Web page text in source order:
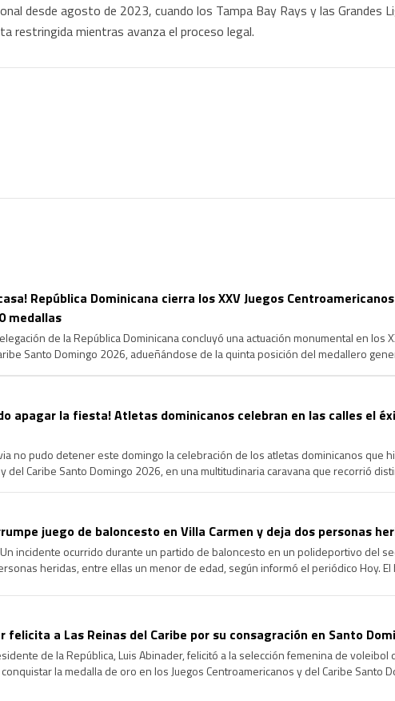
desde agosto de 2023, cuando los Tampa Bay Rays y las Grandes
restringida mientras avanza el proceso legal.
República Dominicana cierra los XXV Juegos
medallas
de la República Dominicana concluyó una actuación monumental en los
Santo Domingo 2026, adueñándose de la quinta posición del medallero
apagar la fiesta! Atletas dominicanos celebran en las calles el
no pudo detener este domingo la celebración de los atletas dominicanos que
del Caribe Santo Domingo 2026, en una multitudinaria caravana que recorrió
juego de baloncesto en Villa Carmen y deja dos personas
Un incidente ocurrido durante un partido de baloncesto en un polideportivo del
heridas, entre ellas un menor de edad, según informó el periódico Hoy.
felicita a Las Reinas del Caribe por su consagración en Santo
de la República, Luis Abinader, felicitó a la selección femenina de voleibol
la medalla de oro en los Juegos Centroamericanos y del Caribe Santo